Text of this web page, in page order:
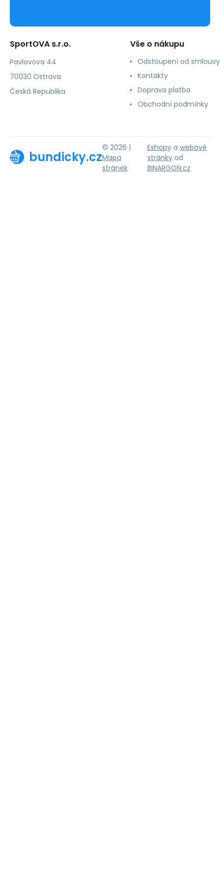
SportOVA s.r.o.
Pavlovova 44
70030 Ostrava
Česká Republika
Vše o nákupu
Odstoupení od smlouvy
Kontakty
Doprava platba
Obchodní podmínky
bundicky.cz
© 2026 |
Mapa
stránek
Eshopy a webové
stránky od
BINARGON.cz